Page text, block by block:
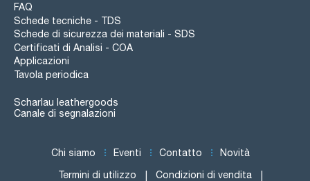
FAQ
Schede tecniche - TDS
Schede di sicurezza dei materiali - SDS
Certificati di Analisi - COA
Applicazioni
Tavola periodica
Scharlau leathergoods
Canale di segnalazioni
Chi siamo Eventi Contatto Novità
Termini di utilizzo Condizioni di vendita